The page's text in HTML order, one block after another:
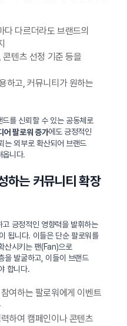
다 다르더라도 브랜드의
콘텐츠 선정 기준 등을
하고, 커뮤니티가 원하는
를 신뢰할 수 있는 공동체로
어 팔로워 증가에도 긍정적인
는 외부로 확산되어 브랜드
옵니다.
는 커뮤니티 확장
긍정적인 영향력을 발휘하는
됩니다. 이들은 단순 팔로워를
산시키는 팬(Fan)으로
을 발굴하고, 이들이 브랜드
합니다.
여하는 팔로워에게 이벤트
하여 캠페인이나 콘텐츠